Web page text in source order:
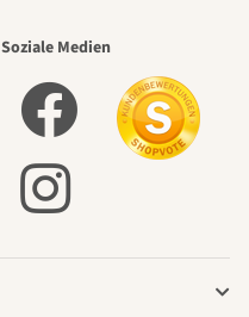
Soziale Medien